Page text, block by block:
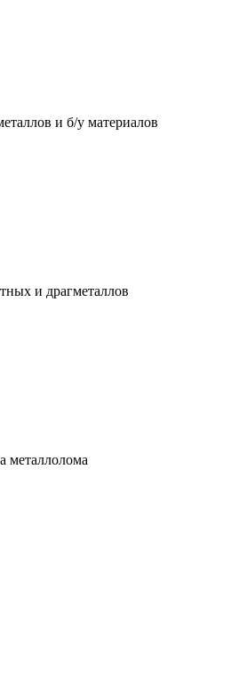
и б/у материалов
и драгметаллов
металлолома